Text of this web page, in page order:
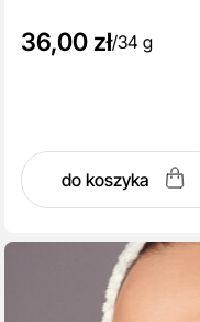
36,00 zł/34 g
do koszyka